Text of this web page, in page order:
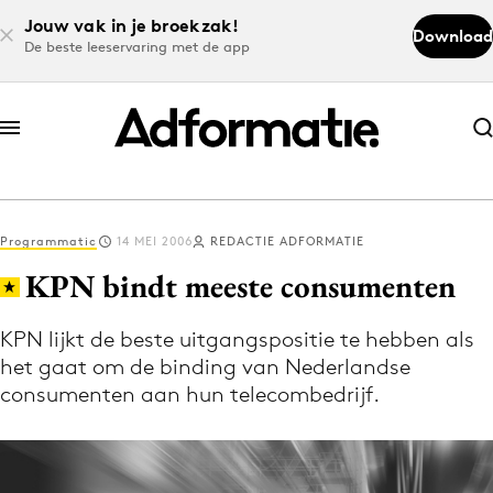
Jouw vak in je broekzak!
De beste leeservaring met de app
Download
Abonneer nu
Abonneer nu
Log in
Download de app
Volg het laatste nieuws via de Adformatie
Nieuws app
Programmatic 14 MEI 2006 REDACTIE ADFORMATIE
KPN bindt meeste consumenten
KPN lijkt de beste uitgangspositie te hebben als
het gaat om de binding van Nederlandse
consumenten aan hun telecombedrijf.